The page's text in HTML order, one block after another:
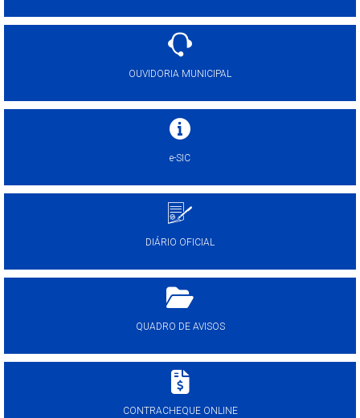
OUVIDORIA MUNICIPAL
e-SIC
DIÁRIO OFICIAL
QUADRO DE AVISOS
CONTRACHEQUE ONLINE